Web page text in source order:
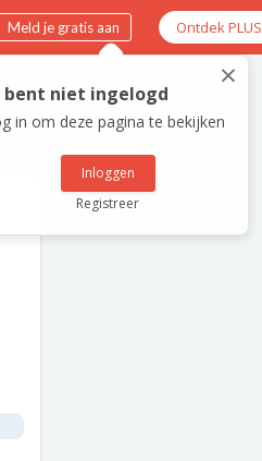
Meld je gratis aan Ontdek PLUS
×
bent niet ingelogd
in om deze pagina te bekijken
Inloggen
Registreer